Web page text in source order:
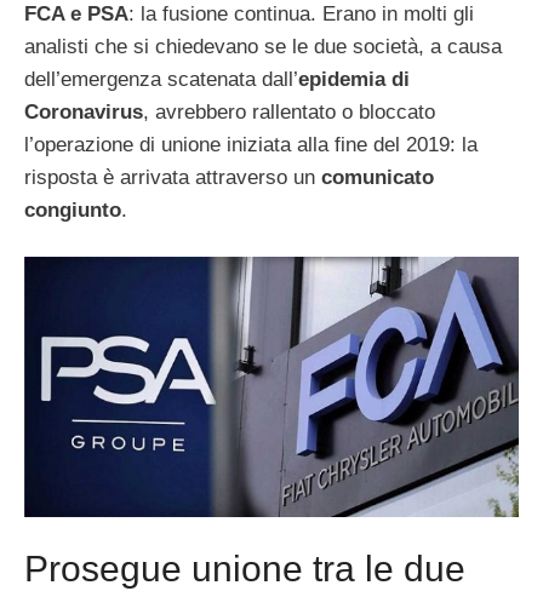
FCA e PSA: la fusione continua. Erano in molti gli
analisti che si chiedevano se le due società, a causa
dell’emergenza scatenata dall’epidemia di
Coronavirus, avrebbero rallentato o bloccato
l’operazione di unione iniziata alla fine del 2019: la
risposta è arrivata attraverso un comunicato
congiunto.
Prosegue unione tra le due